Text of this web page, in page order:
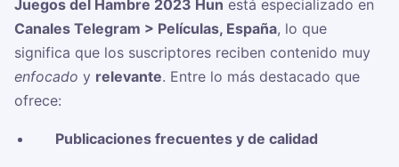
Juegos del Hambre 2023 Hun está especializado en
Canales Telegram > Películas, España, lo que
significa que los suscriptores reciben contenido muy
enfocado y relevante. Entre lo más destacado que
ofrece:
Publicaciones frecuentes y de calidad